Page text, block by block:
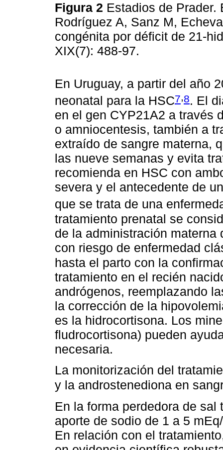
Figura 2 Estadios de Prader.
Rodríguez A, Sanz M,
congénita por déficit de 21-
XIX(7): 488-97.
En Uruguay, a partir del año
neonatal para la HSC7,8. El
en el gen CYP21A2 a través
o amniocentesis, también a
extraído de sangre materna,
las nueve semanas y evita
recomienda en HSC con
severa y el antecedente de
que se trata de una
tratamiento prenatal se
de la administración
con riesgo de enfermedad
hasta el parto con la
tratamiento en el recién
andrógenos, reemplazando
la corrección de la
es la hidrocortisona. Los
fludrocortisona) pueden
necesaria.
La monitorización del
y la androstenediona en
En la forma perdedora de
aporte de sodio de 1 a 5
En relación con el